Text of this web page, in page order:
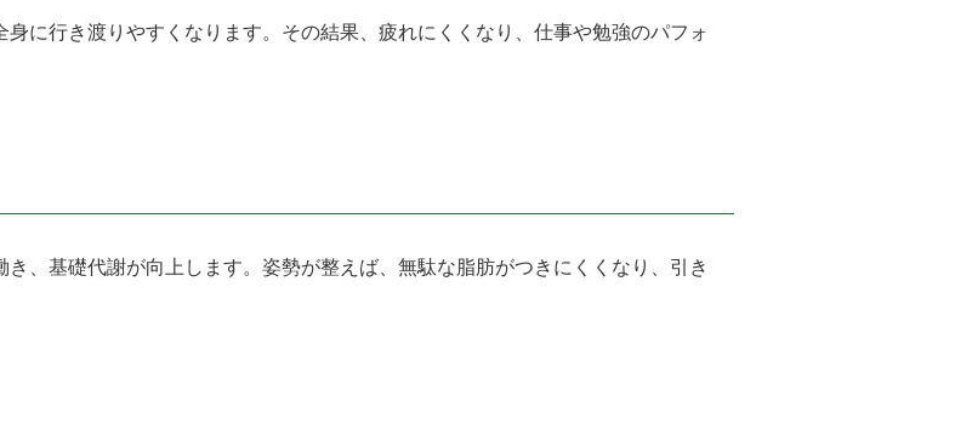
に行き渡りやすくなります。その結果、疲れにくくなり、仕事や勉強のパフォ
、基礎代謝が向上します。姿勢が整えば、無駄な脂肪がつきにくくなり、引き